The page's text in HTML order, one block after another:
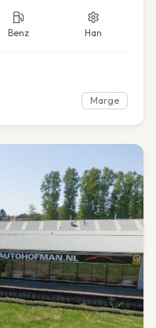
Benz Han
Marge